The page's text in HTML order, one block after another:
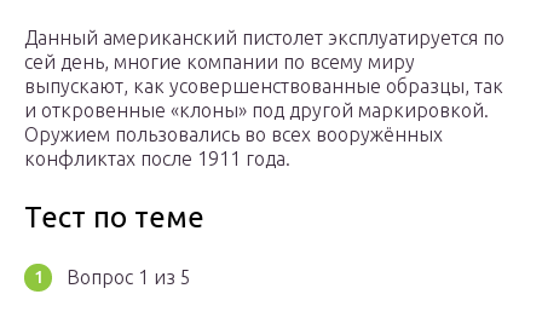
Данный американский пистолет эксплуатируется по
сей день, многие компании по всему миру
выпускают, как усовершенствованные образцы, так
и откровенные «клоны» под другой маркировкой.
Оружием пользовались во всех вооружённых
конфликтах после 1911 года.
Тест по теме
Вопрос 1 из 5